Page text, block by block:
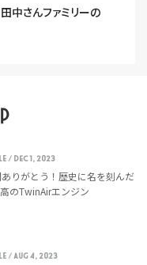
中さんファミリーの
/ Dec 1, 2023
りがとう！歴史に名を刻んだ
のTwinAirエンジン
/ Aug 4, 2023